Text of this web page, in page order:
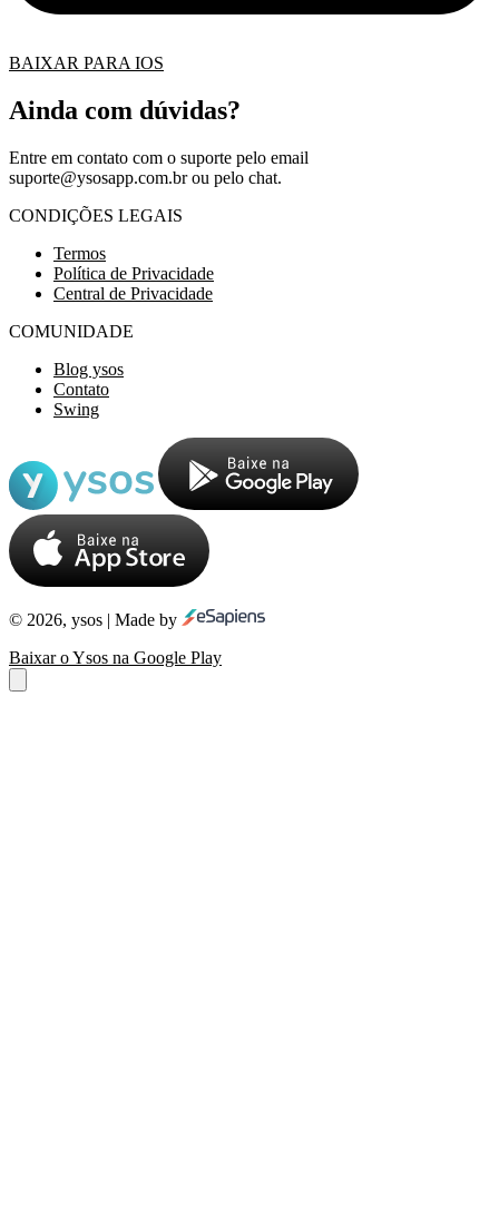
BAIXAR PARA IOS
Ainda com dúvidas?
Entre em contato com o suporte pelo email
suporte@ysosapp.com.brou pelo chat.
CONDIÇÕES LEGAIS
Termos
Política de Privacidade
Central de Privacidade
COMUNIDADE
Blog ysos
Contato
Swing
© 2026, ysos | Made by
Baixar o Ysos na Google Play